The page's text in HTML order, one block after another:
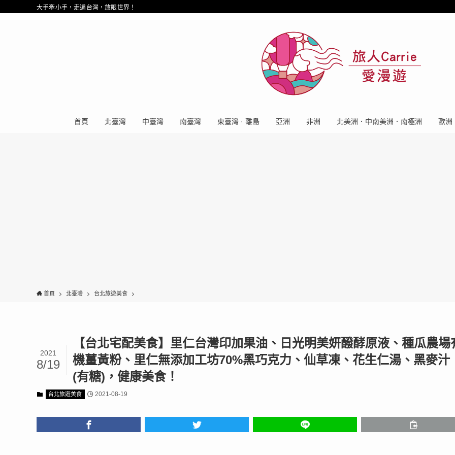
大手牽小手，走遍台灣，放眼世界！
首頁 北臺灣 中臺灣 南臺灣 東臺灣 · 離島 亞洲 非洲 北美洲．中南美洲．南極洲 歐洲
首頁 北臺灣 台北旅遊美食
【台北宅配美食】里仁台灣印加果油、日光明美妍醱酵原液、種瓜農場
機薑黃粉、里仁無添加工坊70%黑巧克力、仙草凍、花生仁湯、黑麥汁
(有糖)，健康美食！
2021
8/19
台北旅遊美食 2021-08-19